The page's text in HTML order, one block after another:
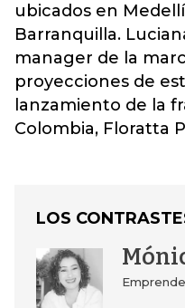
ubicados en
Barranquilla.
manager de la
proyecciones de
lanzamiento de la
Colombia, Floratta
LOS